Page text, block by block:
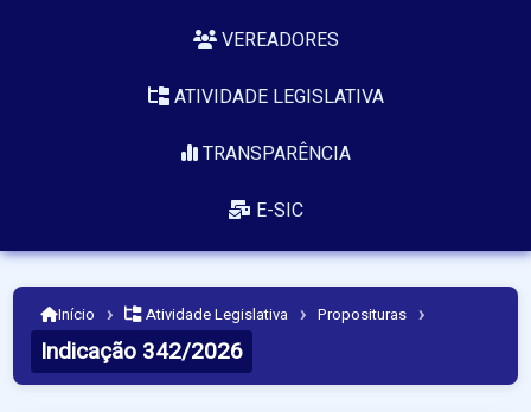
VEREADORES
ATIVIDADE LEGISLATIVA
TRANSPARÊNCIA
E-SIC
Início › Atividade Legislativa › Proposituras ›
Indicação 342/2026